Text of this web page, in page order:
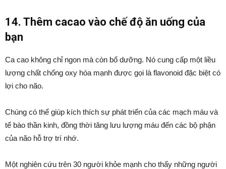
14. Thêm cacao vào chế độ ăn uống của
bạn
Ca cao không chỉ ngon mà còn bổ dưỡng. Nó cung cấp một liều
lượng chất chống oxy hóa mạnh được gọi là flavonoid đặc biệt có
lợi cho não.
Chúng có thể giúp kích thích sự phát triển của các mạch máu và
tế bào thần kinh, đồng thời tăng lưu lượng máu đến các bộ phận
của não hỗ trợ trí nhớ.
Một nghiên cứu trên 30 người khỏe mạnh cho thấy những người